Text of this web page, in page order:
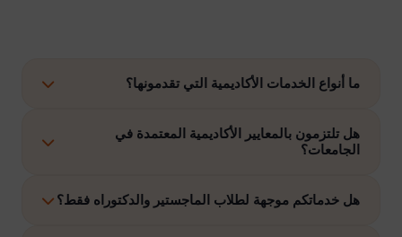
ما أنواع الخدمات الأكاديمية التي تقدمونها؟
نوفر حلولًا متكاملة تشمل إعداد الرسائل العلمية، الاستشارات
الأكاديمية، التحليل الإحصائي، إعداد خطة البحث، نشر الأبحاث،
هل تلتزمون بالمعايير الأكاديمية المعتمدة في
الجامعات؟
نعم، نلتزم بتنفيذ جميع الأعمال وفق ضوابط الدراسات العليا
هل خدماتكم موجهة لطلاب الماجستير والدكتوراه فقط؟